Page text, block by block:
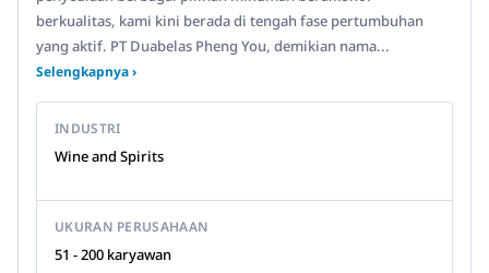
berkualitas, kami kini berada di tengah fase pertumbuhan
yang aktif. PT Duabelas Pheng You, demikian nama...
Selengkapnya ›
INDUSTRI
Wine and Spirits
UKURAN PERUSAHAAN
51 - 200 karyawan